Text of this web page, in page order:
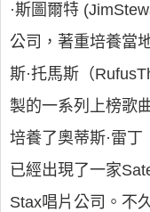
·斯圖爾特
公司，著重培養當
斯·托馬斯（
製的一系列上榜歌
培養了奧蒂斯·雷
已經出現了一家
Stax唱片公司。不